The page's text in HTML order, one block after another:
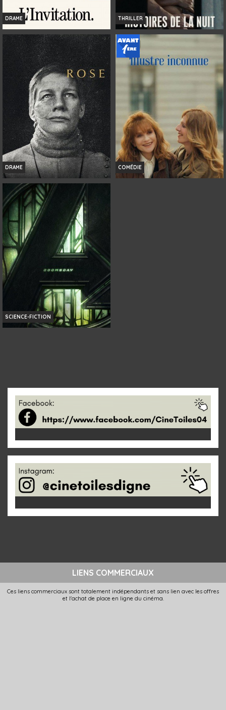
DRAME
L'INVITATION
Infos
Bande-annonce
THRILLER
HISTOIRES DE LA NUIT
Infos
Bande-annonce
DRAME
ROSE
Infos
Bande-annonce
COMÉDIE
SCIENCE-FICTION
LIENS COMMERCIAUX
Ces liens commerciaux sont totalement indépendants et sans lien avec les offres
et l'achat de place en ligne du cinéma.